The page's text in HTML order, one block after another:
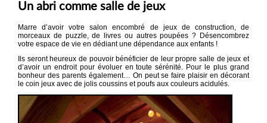
Un abri comme salle de jeux
Marre d’avoir votre salon encombré de jeux de construction, de
morceaux de puzzle, de livres ou autres poupées ? Désencombrez
votre espace de vie en dédiant une dépendance aux enfants !
Ils seront heureux de pouvoir bénéficier de leur propre salle de jeux et
d’avoir un endroit pour évoluer en toute sérénité. Pour le plus grand
bonheur des parents également… On peut se faire plaisir en décorant
le coin jeux avec de jolis coussins et poufs aux couleurs acidulés.